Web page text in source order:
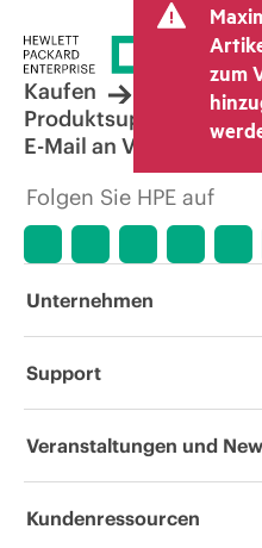
zum
Kaufen
Produktsupport
E-Mail an Vertrieb
Folgen Sie HPE auf
Unternehmen
Über HPE
Unternehmensverantwortung
Support
Operational Support Services
Veranstaltungen und
Veranstaltungen
Kundenressourcen